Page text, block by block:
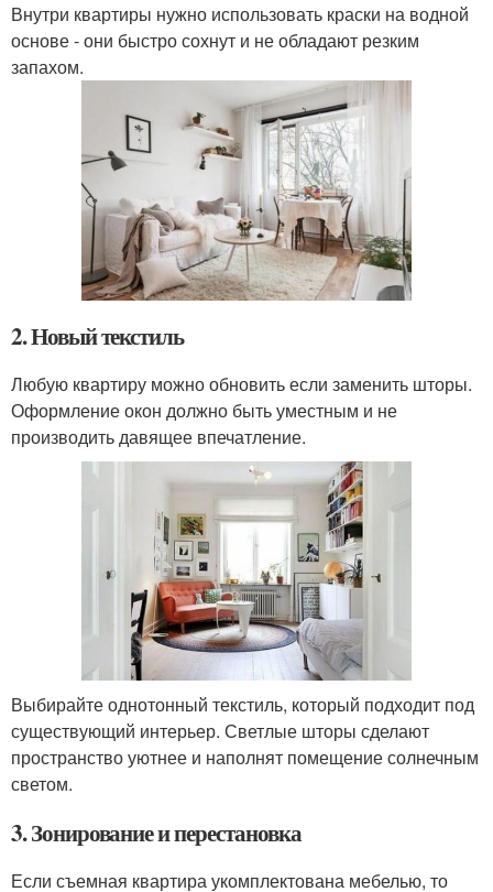
Внутри квартиры нужно использовать краски на водной
основе - они быстро сохнут и не обладают резким
запахом.
2. Новый текстиль
Любую квартиру можно обновить если заменить шторы.
Оформление окон должно быть уместным и не
производить давящее впечатление.
Выбирайте однотонный текстиль, который подходит под
существующий интерьер. Светлые шторы сделают
пространство уютнее и наполнят помещение солнечным
светом.
3. Зонирование и перестановка
Если съемная квартира укомплектована мебелью, то